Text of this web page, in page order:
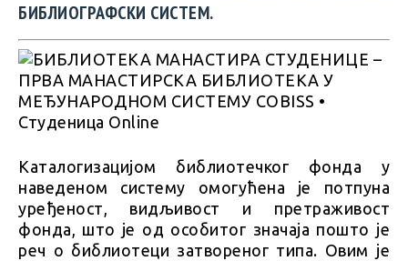
БИБЛИОГРАФСКИ СИСТЕМ.
Каталогизацијом библиотечког фонда у
наведеном систему омогућена је потпуна
уређеност, видљивост и претраживост
фонда, што је од особитог значаја пошто је
реч о библиотеци затвореног типа. Овим је